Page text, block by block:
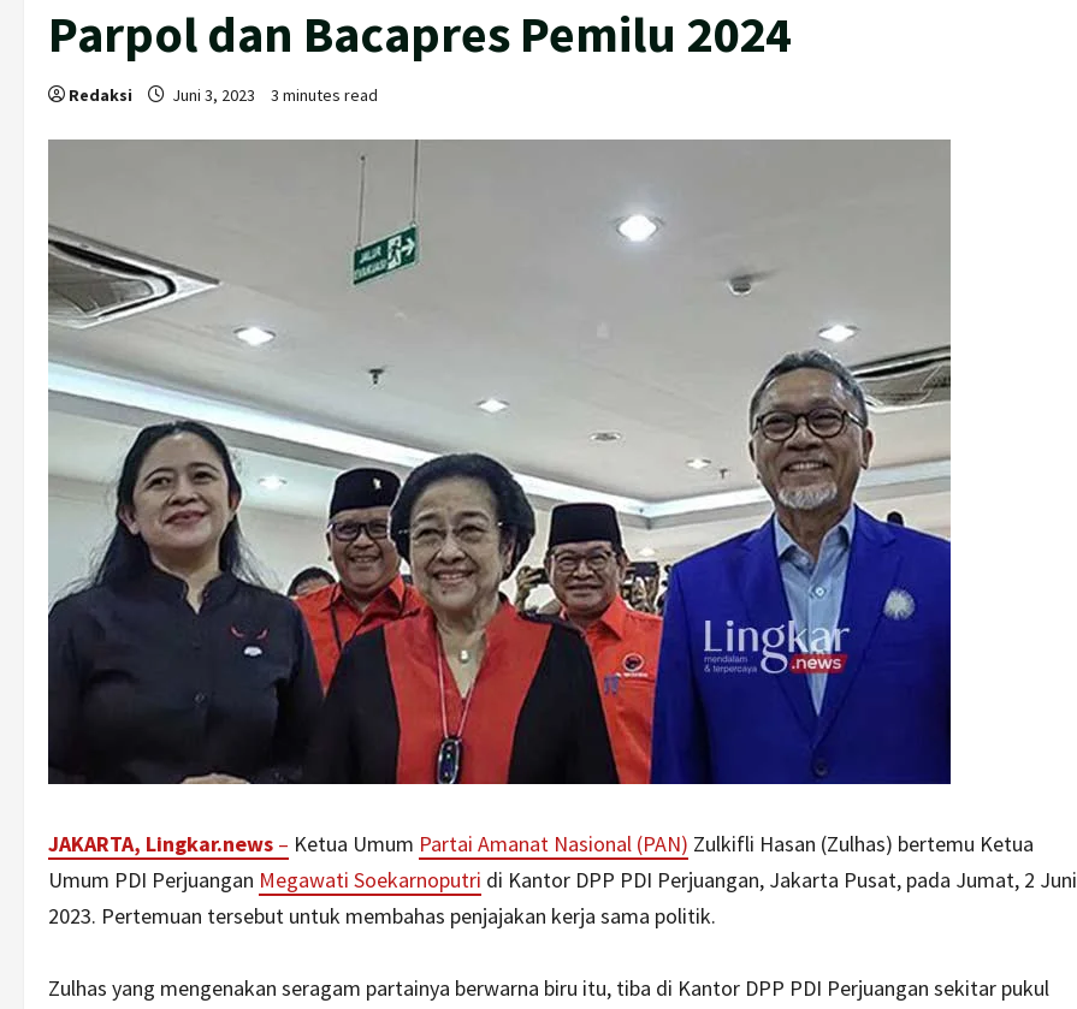
Parpol dan Bacapres Pemilu 2024
Redaksi Juni 3, 2023 3 minutes read
JAKARTA, Lingkar.news – Ketua Umum Partai Amanat Nasional (PAN) Zulkifli Hasan (Zulhas) bertemu Ketua
Umum PDI Perjuangan Megawati Soekarnoputri di Kantor DPP PDI Perjuangan, Jakarta Pusat, pada Jumat, 2 Juni
2023. Pertemuan tersebut untuk membahas penjajakan kerja sama politik.
Zulhas yang mengenakan seragam partainya berwarna biru itu, tiba di Kantor DPP PDI Perjuangan sekitar pukul